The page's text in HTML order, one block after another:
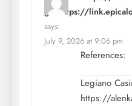
go=https://
says:
July 9, 2026 at 9:06 pm
References:
Legiano
https://